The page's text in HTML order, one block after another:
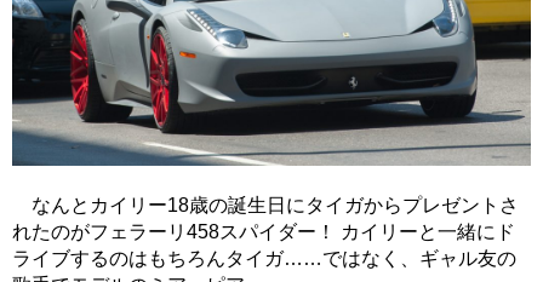
なんとカイリー18歳の誕生日にタイガからプレゼントさ
れたのがフェラーリ458スパイダー！ カイリーと一緒にド
ライブするのはもちろんタイガ……ではなく、ギャル友の